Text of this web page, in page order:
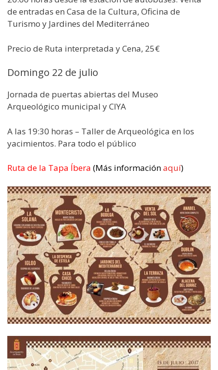
de entradas en Casa de la Cultura, Oficina de
Turismo y Jardines del Mediterráneo
Precio de Ruta interpretada y Cena, 25€
Domingo 22 de julio
Jornada de puertas abiertas del Museo
Arqueológico municipal y CIYA
A las 19:30 horas – Taller de Arqueológica en los
yacimientos. Para todo el público
Ruta de la Tapa Íbera (Más informaciónaquí)